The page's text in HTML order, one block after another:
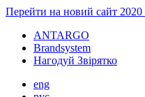
Перейти на новий сайт
ANTARGO
Brandsystem
Нагодуй Звірятко
eng